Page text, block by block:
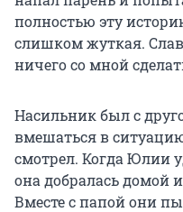
полностью эту
слишком жуткая.
ничего со мной
Насильник был с
вмешаться в
смотрел. Когда Юлии
она добралась домой
Вместе с папой они